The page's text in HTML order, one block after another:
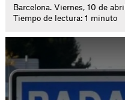
Barcelona. Viernes, 10 de
Tiempo de lectura: 1 minuto